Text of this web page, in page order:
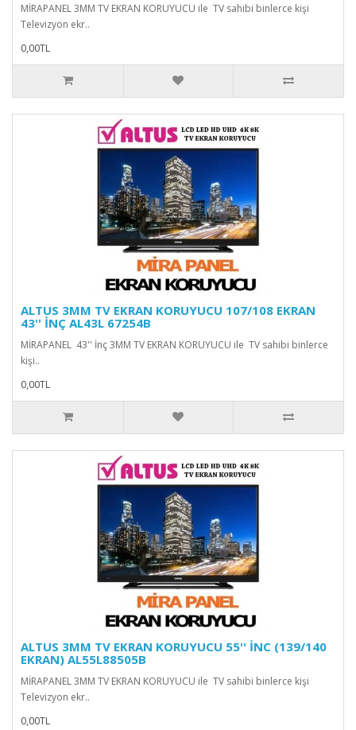
MİRAPANEL 3MM TV EKRAN KORUYUCU ile TV sahibi binlerce kişi
Televizyon ekr..
0,00TL
ALTUS 3MM TV EKRAN KORUYUCU 107/108 EKRAN
43'' İNÇ AL43L 67254B
MİRAPANEL 43'' İnç 3MM TV EKRAN KORUYUCU ile TV sahibi binlerce
kişi..
0,00TL
ALTUS 3MM TV EKRAN KORUYUCU 55'' İNC (139/140
EKRAN) AL55L88505B
MİRAPANEL 3MM TV EKRAN KORUYUCU ile TV sahibi binlerce kişi
Televizyon ekr..
0,00TL